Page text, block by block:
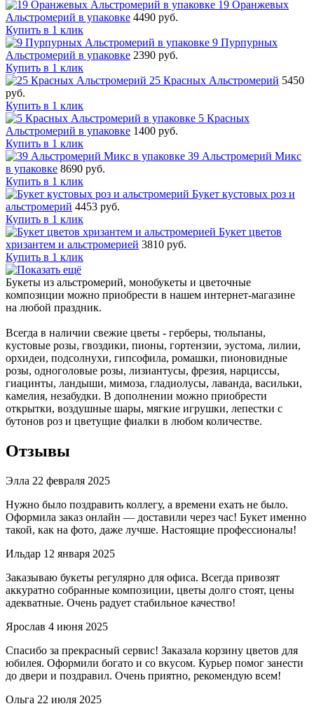
19 Оранжевых
Альстромерий в упаковке 4490 руб.
Купить в 1 клик
9 Пурпурных
Альстромерий в упаковке 2390 руб.
Купить в 1 клик
25 Красных Альстромерий 5450
руб.
Купить в 1 клик
5 Красных
Альстромерий в упаковке 1400 руб.
Купить в 1 клик
39 Альстромерий Микс
в упаковке 8690 руб.
Купить в 1 клик
Букет кустовых роз и
альстромерий 4453 руб.
Купить в 1 клик
Букет цветов
хризантем и альстромерией 3810 руб.
Купить в 1 клик
Букеты из альстромерий, монобукеты и цветочные
композиции можно приобрести в нашем интернет-магазине
на любой праздник.
Всегда в наличии свежие цветы - герберы, тюльпаны,
кустовые розы, гвоздики, пионы, гортензии, эустома, лилии,
орхидеи, подсолнухи, гипсофила, ромашки, пионовидные
розы, одноголовые розы, лизиантусы, фрезия, нарциссы,
гиацинты, ландыши, мимоза, гладиолусы, лаванда, васильки,
камелия, незабудки. В дополнении можно приобрести
открытки, воздушные шары, мягкие игрушки, лепестки с
бутонов роз и цветущие фиалки в любом количестве.
Отзывы
Элла 22 февраля 2025
Нужно было поздравить коллегу, а времени ехать не было.
Оформила заказ онлайн — доставили через час! Букет именно
такой, как на фото, даже лучше. Настоящие профессионалы!
Ильдар 12 января 2025
Заказываю букеты регулярно для офиса. Всегда привозят
аккуратно собранные композиции, цветы долго стоят, цены
адекватные. Очень радует стабильное качество!
Ярослав 4 июня 2025
Спасибо за прекрасный сервис! Заказала корзину цветов для
юбилея. Оформили богато и со вкусом. Курьер помог занести
до двери и поздравил. Очень приятно, рекомендую всем!
Ольга 22 июля 2025